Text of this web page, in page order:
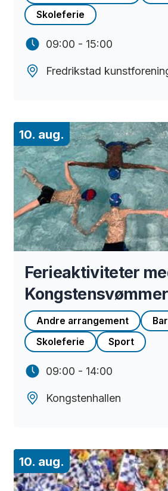
Skoleferie
09:00 - 15:00
Fredrikstad
10. aug.
Ferieaktiviteter
Andre arrangement
Skoleferie
Sport
09:00 - 14:00
Kongstenhallen
10. aug.